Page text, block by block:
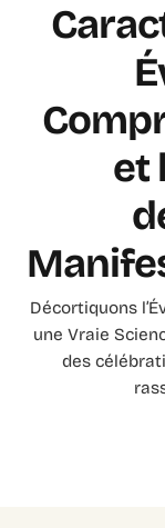
et
Décortiquons
une Vraie
des